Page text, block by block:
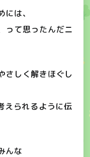
は、
って思ったんだニ
さしく解きほぐし
えられるように伝
んな